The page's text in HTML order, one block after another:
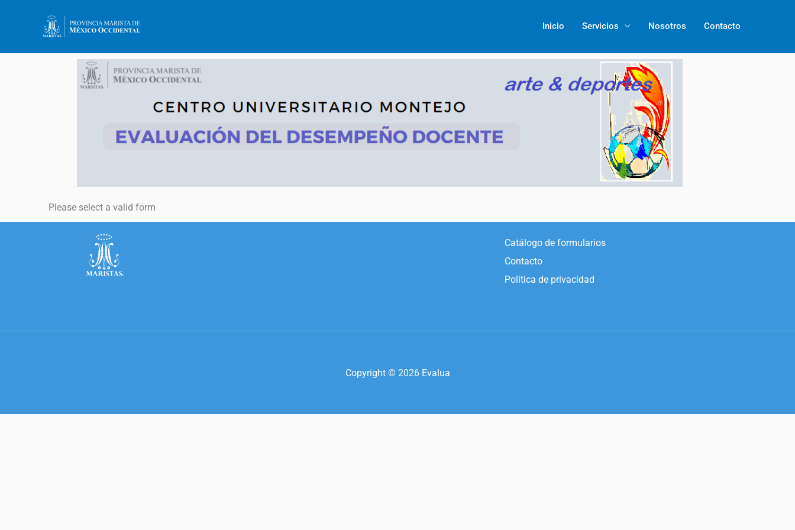
Inicio Servicios Nosotros Contacto
Please select a valid form
Catálogo de formularios
Contacto
Política de privacidad
Copyright © 2026 Evalua